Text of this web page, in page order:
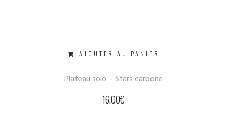
AJOUTER AU PANIER
Plateau solo – Stars carbone
16.00€